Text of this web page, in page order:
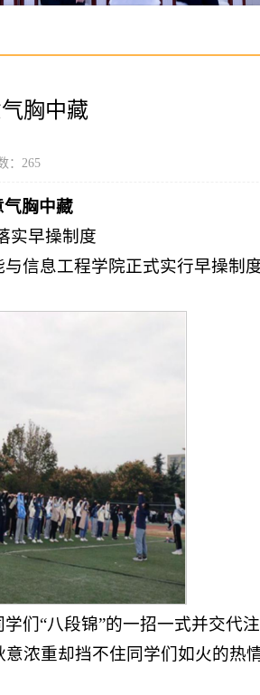
胸中藏
： 265
气胸中藏
实早操制度
信息工程学院正式实行早操制
们“八段锦”的一招一式并交代
浓重却挡不住同学们如火的热